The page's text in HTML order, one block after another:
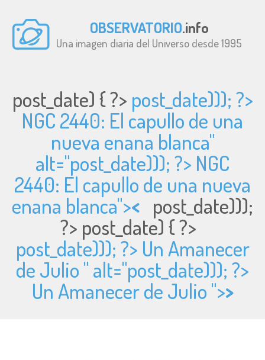
OBSERVATORIO.info
Una imagen diaria del Universo desde 1995
post_date) { ?> post_date))); ?>
NGC 2440: El capullo de una
nueva enana blanca"
alt="post_date))); ?> NGC
2440: El capullo de una nueva
enana blanca">< post_date)));
?> post_date) { ?>
post_date))); ?> Un Amanecer
de Julio " alt="post_date))); ?>
Un Amanecer de Julio ">>